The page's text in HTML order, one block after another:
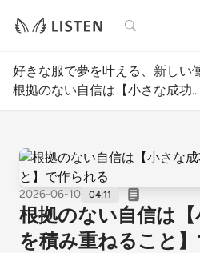
検索
好きな服で夢を叶える、新しい
根拠のない自信は【小さな成功..
2026-06-10 04:11
根拠のない自信は
を積み重ねること